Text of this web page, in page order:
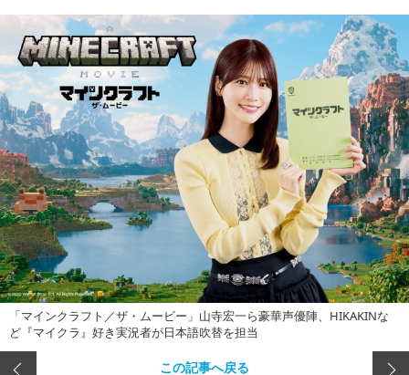
「マインクラフト／ザ・ムービー」山寺宏一ら豪華声優陣、HIKAKINな
ど『マイクラ』好き実況者が日本語吹替を担当
この記事へ戻る